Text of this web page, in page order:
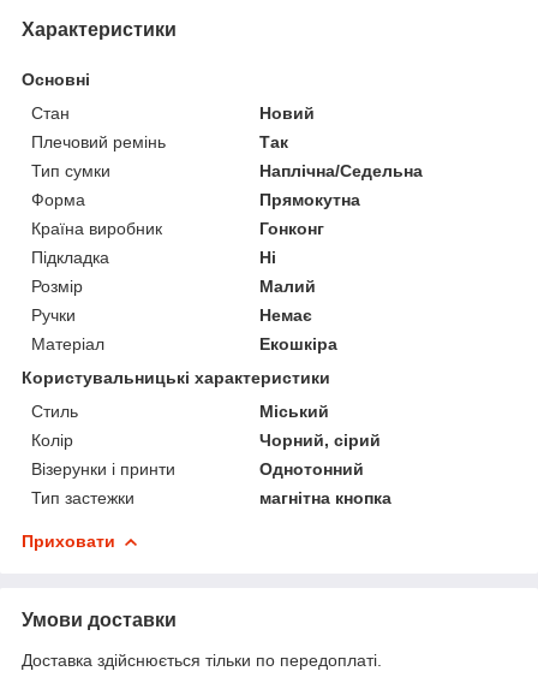
Характеристики
Основні
Стан
Новий
Плечовий ремінь
Так
Тип сумки
Наплічна/Седельна
Форма
Прямокутна
Країна виробник
Гонконг
Підкладка
Ні
Розмір
Малий
Ручки
Немає
Матеріал
Екошкіра
Користувальницькі характеристики
Стиль
Міський
Колір
Чорний, сірий
Візерунки і принти
Однотонний
Тип застежки
магнітна кнопка
Приховати
Умови доставки
Доставка здійснюється тільки по передоплаті.